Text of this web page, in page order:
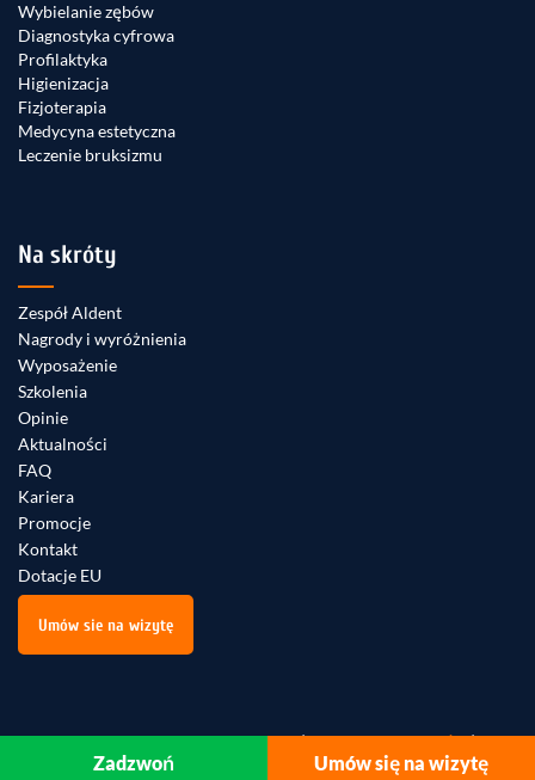
Zadzwoń Umów się na wizytę
Wybielanie zębów
Diagnostyka cyfrowa
Profilaktyka
Higienizacja
Fizjoterapia
Medycyna estetyczna
Leczenie bruksizmu
Na skróty
Zespół Aldent
Nagrody i wyróżnienia
Wyposażenie
Szkolenia
Opinie
Aktualności
FAQ
Kariera
Promocje
Kontakt
Dotacje EU
Umów sie na wizytę
© 2026 Aldent S.C. All rights reserved |Polityka prywatności|